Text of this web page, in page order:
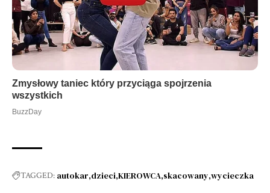
TAGGED: autokar dzieci KIEROWCA skacowany wycieczka